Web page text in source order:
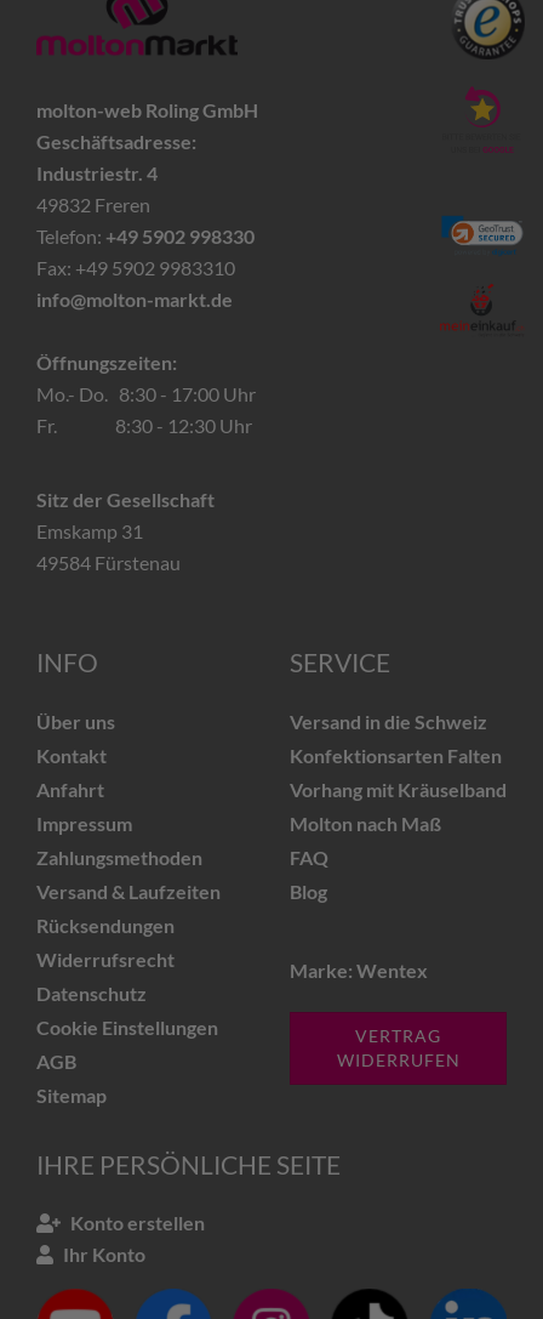
molton-web Roling GmbH
Geschäftsadresse:
Industriestr. 4
49832 Freren
Telefon: +49 5902 998330
Fax: +49 5902 9983310
info@molton-markt.de
Öffnungszeiten:
Mo.- Do. 8:30 - 17:00 Uhr
Fr. 8:30 - 12:30 Uhr
Sitz der Gesellschaft
Emskamp 31
49584 Fürstenau
INFO
Über uns
Kontakt
Anfahrt
Impressum
Zahlungsmethoden
Versand & Laufzeiten
Rücksendungen
Widerrufsrecht
Datenschutz
Cookie Einstellungen
AGB
Sitemap
SERVICE
Versand in die Schweiz
Konfektionsarten Falten
Vorhang mit Kräuselband
Molton nach Maß
FAQ
Blog
Marke: Wentex
VERTRAG
WIDERRUFEN
IHRE PERSÖNLICHE SEITE
Konto erstellen
Ihr Konto